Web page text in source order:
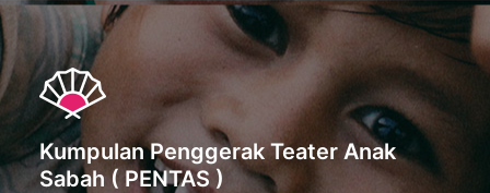
Kumpulan Penggerak Teater Anak
Sabah ( PENTAS )